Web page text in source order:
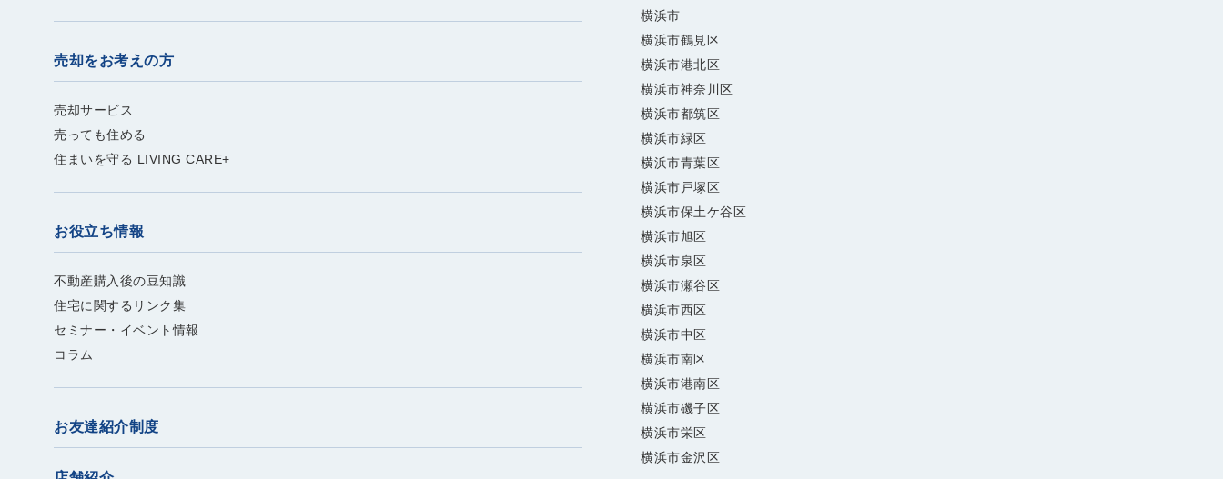
売却をお考えの方
売却サービス
売っても住める
住まいを守る LIVING CARE+
お役立ち情報
不動産購入後の豆知識
住宅に関するリンク集
セミナー・イベント情報
コラム
お友達紹介制度
横浜市
横浜市鶴見区
横浜市港北区
横浜市神奈川区
横浜市都筑区
横浜市緑区
横浜市青葉区
横浜市戸塚区
横浜市保土ケ谷区
横浜市旭区
横浜市泉区
横浜市瀬谷区
横浜市西区
横浜市中区
横浜市南区
横浜市港南区
横浜市磯子区
横浜市栄区
横浜市金沢区